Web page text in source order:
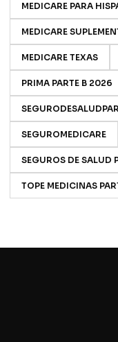
MEDICARE PARA
MEDICARE
MEDICARE TEXAS
PRIMA PARTE B 2026
SEGUROMEDICARE
SEGUROS DE SALUD
TOPE MEDICINAS